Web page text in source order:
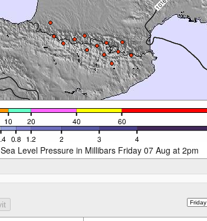
Sea Level Pressure in Millibars Friday 07 Aug at 2pm